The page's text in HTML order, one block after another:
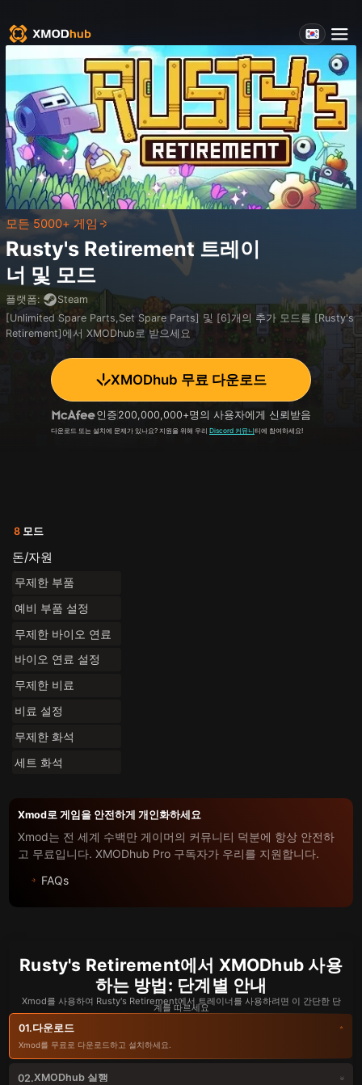
모든 5000+ 게임
Rusty's Retirement 트레이
너 및 모드
플랫폼:
Steam
[Unlimited Spare Parts,Set Spare Parts] 및 [6]개의 추가 모드를 [Rusty's
Retirement]에서 XMODhub로 받으세요
XMODhub 무료 다운로드
인증 200,000,000+명의 사용자에게 신뢰받음
다운로드 또는 설치에 문제가 있나요? 지원을 위해 우리 Discord 커뮤니티에 참여하세요!
8 모드
돈/자원
무제한 부품
예비 부품 설정
무제한 바이오 연료
바이오 연료 설정
무제한 비료
비료 설정
무제한 화석
세트 화석
Xmod로 게임을 안전하게 개인화하세요
Xmod는 전 세계 수백만 게이머의 커뮤니티 덕분에 항상 안전하
고 무료입니다. XMODhub Pro 구독자가 우리를 지원합니다.
FAQs
Rusty's Retirement에서 XMODhub 사용
하는 방법: 단계별 안내
Xmod를 사용하여 Rusty's Retirement에서 트레이너를 사용하려면 이 간단한 단
계를 따르세요
01.다운로드
Xmod를 무료로 다운로드하고 설치하세요.
02.XMODhub 실행